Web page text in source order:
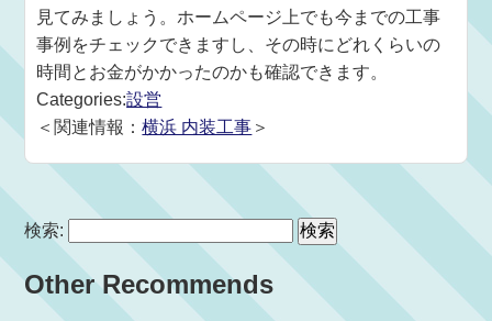
見てみましょう。ホームページ上でも今までの工事
事例をチェックできますし、その時にどれくらいの
時間とお金がかかったのかも確認できます。
Categories:設営
＜関連情報：横浜 内装工事 ＞
検索:
Other Recommends